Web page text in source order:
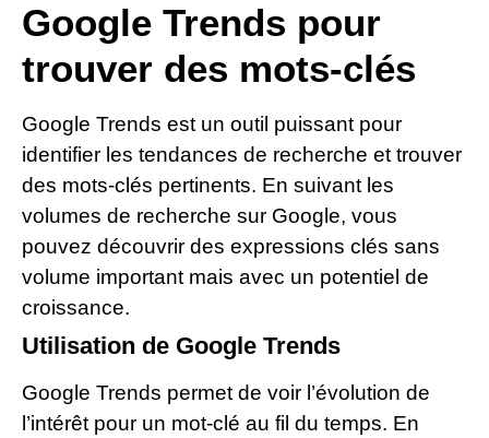
Google Trends pour
trouver des mots-clés
Google Trends est un outil puissant pour
identifier les tendances de recherche et trouver
des mots-clés pertinents. En suivant les
volumes de recherche sur Google, vous
pouvez découvrir des expressions clés sans
volume important mais avec un potentiel de
croissance.
Utilisation de Google Trends
Google Trends permet de voir l’évolution de
l’intérêt pour un mot-clé au fil du temps. En